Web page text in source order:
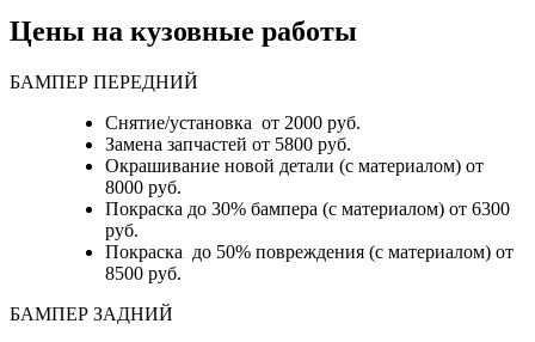
Цены на кузовные работы
БАМПЕР ПЕРЕДНИЙ
Снятие/установка от 2000 руб.
Замена запчастей от 5800 руб.
Окрашивание новой детали (с материалом) от
8000 руб.
Покраска до 30% бампера (с материалом) от 6300
руб.
Покраска до 50% повреждения (с материалом) от
8500 руб.
БАМПЕР ЗАДНИЙ